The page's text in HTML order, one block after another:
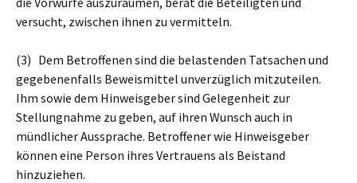
versucht, zwischen ihnen zu vermitteln.
(3) Dem Betroffenen sind die belastenden Tatsachen und
gegebenenfalls Beweismittel unverzüglich mitzuteilen.
Ihm sowie dem Hinweisgeber sind Gelegenheit zur
Stellungnahme zu geben, auf ihren Wunsch auch in
mündlicher Aussprache. Betroffener wie Hinweisgeber
können eine Person ihres Vertrauens als Beistand
hinzuziehen.